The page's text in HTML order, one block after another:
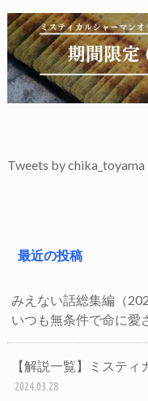
Tweets by chika_toyama
最近の投稿
みえない話総集編（
いつも無条件で命に愛
【解説一覧】ミステ
2024.03.28